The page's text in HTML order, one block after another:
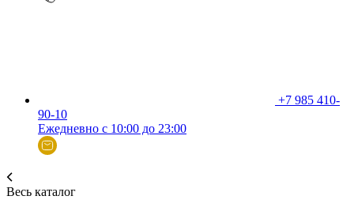
+7 985 410-
90-10
Ежедневно с 10:00 до 23:00
Весь каталог